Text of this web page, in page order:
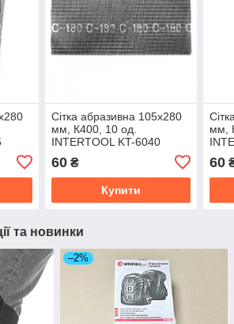
Сітка абразивна 105x280
мм, К400, 10 од.
INTERTOOL KT-6040
60₴
Купити
мм,
60
та новинки
–2%